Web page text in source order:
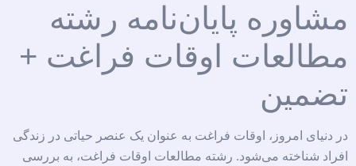
مشاوره پایان‌نامه رشته
مطالعات اوقات فراغت +
تضمین
در دنیای امروز، اوقات فراغت به عنوان یک عنصر حیاتی در زندگی
افراد شناخته می‌شود. رشته مطالعات اوقات فراغت، به بررسی